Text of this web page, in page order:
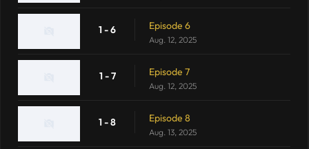
1 - 6 Episode 6
Aug. 12, 2025
1 - 7 Episode 7
Aug. 12, 2025
1 - 8 Episode 8
Aug. 13, 2025